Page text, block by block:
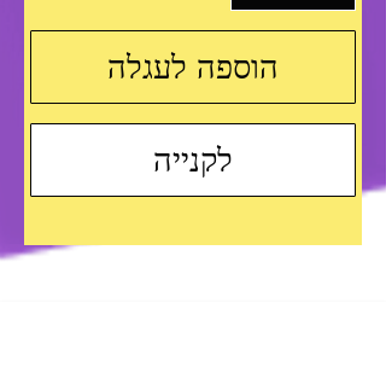
הוספה לעגלה
לקנייה